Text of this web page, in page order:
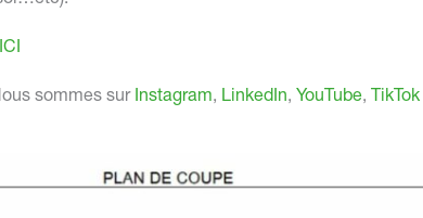
ICI
sommes sur Instagram, LinkedIn, YouTube, TikTok